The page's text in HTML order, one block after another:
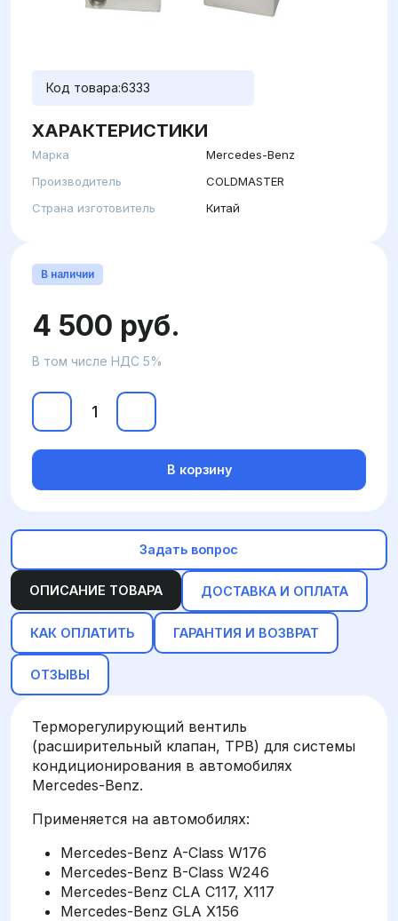
Код товара:6333
ХАРАКТЕРИСТИКИ
Марка
Mercedes-Benz
Производитель
COLDMASTER
Страна изготовитель
Китай
ОПИСАНИЕ ТОВАРА ДОСТАВКА И ОПЛАТА
КАК ОПЛАТИТЬ ГАРАНТИЯ И ВОЗВРАТ
ОТЗЫВЫ
Терморегулирующий вентиль
(расширительный клапан, ТРВ) для системы
кондиционирования в автомобилях
Mercedes-Benz.
Применяется на автомобилях:
Mercedes-Benz A-Class W176
Mercedes-Benz B-Class W246
Mercedes-Benz CLA C117, X117
Mercedes-Benz GLA X156
В наличии
4 500 руб.
В том числе НДС 5%
В корзину
Задать вопрос